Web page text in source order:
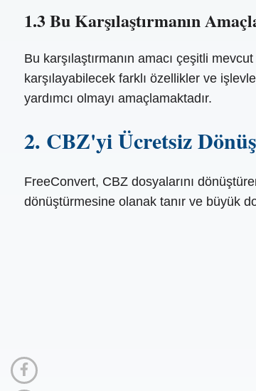
1.3 Bu Karşılaştırmanın
Bu karşılaştırmanın amacı çeşitli
karşılayabilecek farklı özellikler ve
yardımcı olmayı amaçlamaktadır.
2. CBZ'yi Ücretsiz
FreeConvert, CBZ dosyalarını
dönüştürmesine olanak tanır ve büyük